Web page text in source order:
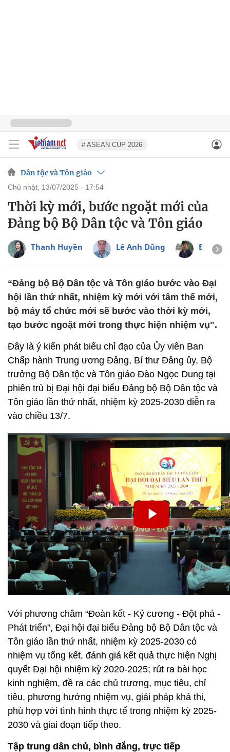
# ASEAN CUP 2026
Dân tộc và Tôn giáo
chủ nhật, 13/07/2025 - 17:54
Thời kỳ mới, bước ngoặt mới của
Đảng bộ Bộ Dân tộc và Tôn giáo
Thanh Huyền Lê Anh Dũng Đinh
“Đảng bộ Bộ Dân tộc và Tôn giáo bước vào Đại
hội lần thứ nhất, nhiệm kỳ mới với tâm thế mới,
bộ máy tổ chức mới sẽ bước vào thời kỳ mới,
tạo bước ngoặt mới trong thực hiện nhiệm vụ".
Đây là ý kiến phát biểu chỉ đạo của Ủy viên Ban
Chấp hành Trung ương Đảng, Bí thư Đảng ủy, Bộ
trưởng Bộ Dân tộc và Tôn giáo Đào Ngọc Dung tại
phiên trù bị Đại hội đại biểu Đảng bộ Bộ Dân tộc và
Tôn giáo lần thứ nhất, nhiệm kỳ 2025-2030 diễn ra
vào chiều 13/7.
Với phương châm “Đoàn kết - Kỷ cương - Đột phá -
Phát triển”, Đại hội đại biểu Đảng bộ Bộ Dân tộc và
Tôn giáo lần thứ nhất, nhiệm kỳ 2025-2030 có
nhiệm vụ tổng kết, đánh giá kết quả thực hiện Nghị
quyết Đại hội nhiệm kỳ 2020-2025; rút ra bài học
kinh nghiệm, đề ra các chủ trương, mục tiêu, chỉ
tiêu, phương hướng nhiệm vụ, giải pháp khả thi,
phù hợp với tình hình thực tế trong nhiệm kỳ 2025-
2030 và giai đoạn tiếp theo.
Tập trung dân chủ, bình đẳng, trực tiếp